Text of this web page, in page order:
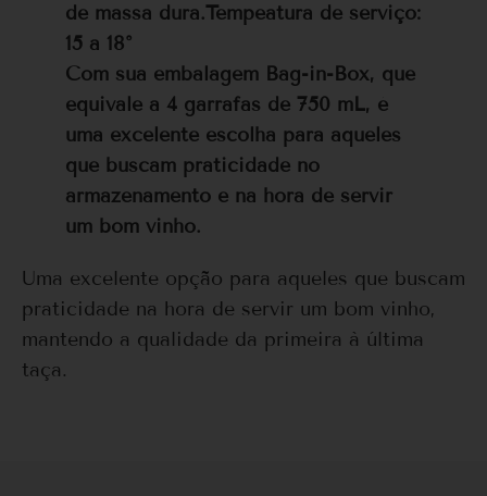
de massa dura.Tempeatura de serviço:
15 a 18°
Com sua embalagem Bag-in-Box, que
equivale a 4 garrafas de 750 mL, é
uma excelente escolha para aqueles
que buscam praticidade no
armazenamento e na hora de servir
um bom vinho.
Uma excelente opção para aqueles que buscam
praticidade na hora de servir um bom vinho,
mantendo a qualidade da primeira à última
taça.